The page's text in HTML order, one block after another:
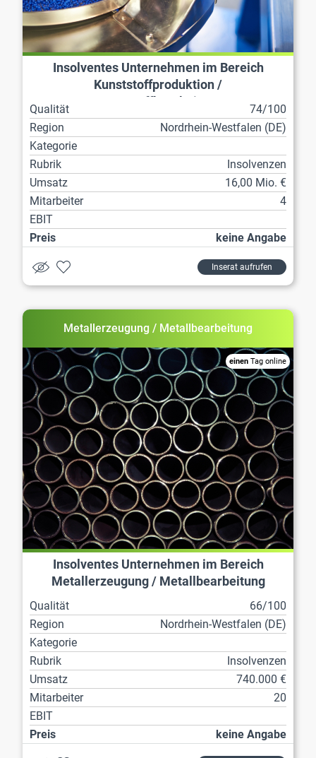
Insolventes Unternehmen im Bereich
Kunststoffproduktion /
Kunststoffbearbeitung
Qualität
74/100
Region
Nordrhein-Westfalen (DE)
Kategorie
Rubrik
Insolvenzen
Umsatz
16,00 Mio. €
Mitarbeiter
4
EBIT
Preis
keine Angabe
Inserat aufrufen
Metallerzeugung / Metallbearbeitung
einen Tag online
Insolventes Unternehmen im Bereich
Metallerzeugung / Metallbearbeitung
Qualität
66/100
Region
Nordrhein-Westfalen (DE)
Kategorie
Rubrik
Insolvenzen
Umsatz
740.000 €
Mitarbeiter
20
EBIT
Preis
keine Angabe